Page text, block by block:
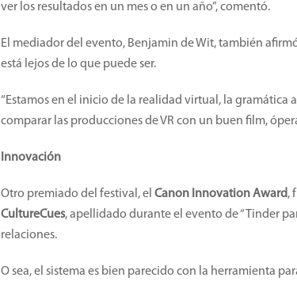
ver los resultados en un mes o en un año”, comentó.
El mediador del evento, Benjamin de Wit, también
está lejos de lo que puede ser.
“Estamos en el inicio de la realidad virtual, la gramática
comparar las producciones de VR con un buen film,
Innovación
Otro premiado del festival, el Canon Innovation Award,
CultureCues, apellidado durante el evento de “Tinder
relaciones.
O sea, el sistema es bien parecido con la herramienta